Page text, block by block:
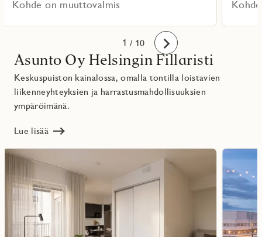
Kohde on muuttovalmis
1
2
3
4
5
6
7
8
9
10 / 10 Eteenpäin
Asunto Oy Helsingin Fillaristi
Keskuspuiston kainalossa, omalla tontilla loistavien
liikenneyhteyksien ja harrastusmahdollisuuksien
ympäröimänä.
Lue lisää
Lue
kohteesta
Lue
kohteesta